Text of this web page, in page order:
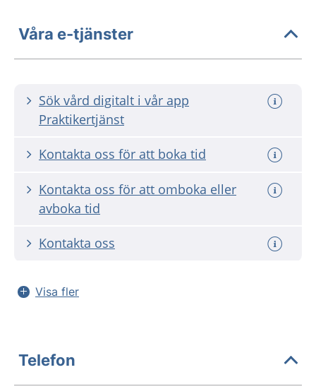
Våra e-tjänster
Sök vård digitalt i vår app
Praktikertjänst
Kontakta oss för att boka tid
Kontakta oss för att omboka eller
avboka tid
Kontakta oss
Visa fler
Telefon